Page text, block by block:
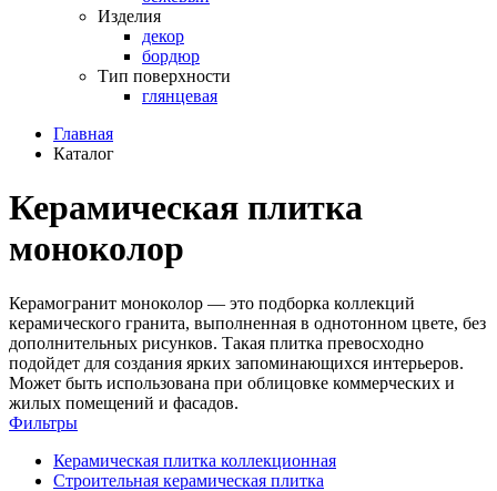
Изделия
декор
бордюр
Тип поверхности
глянцевая
Главная
Каталог
Керамическая плитка
моноколор
Керамогранит моноколор — это подборка коллекций
керамического гранита, выполненная в однотонном цвете, без
дополнительных рисунков. Такая плитка превосходно
подойдет для создания ярких запоминающихся интерьеров.
Может быть использована при облицовке коммерческих и
жилых помещений и фасадов.
Фильтры
Керамическая плитка коллекционная
Строительная керамическая плитка